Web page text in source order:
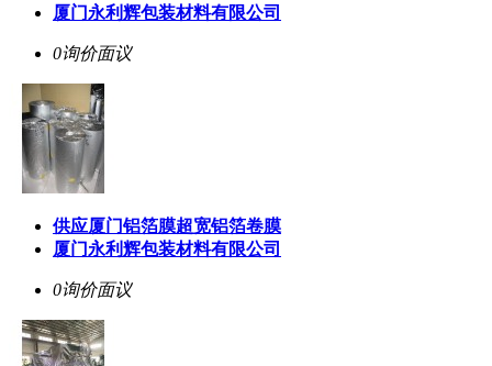
厦门永利辉包装材料有限公司
0询价面议
供应厦门铝箔膜超宽铝箔卷膜
厦门永利辉包装材料有限公司
0询价面议